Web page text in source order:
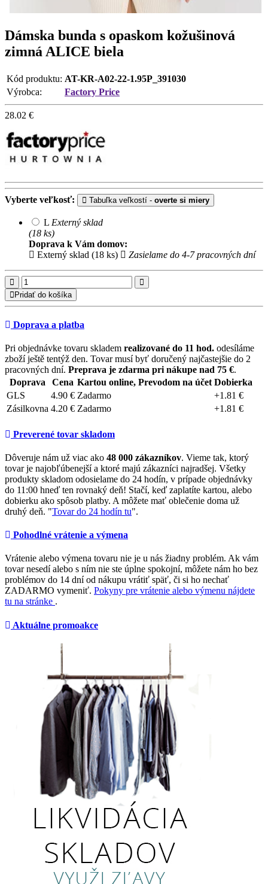
Dámska bunda s opaskom kožušinová
zimná ALICE biela
Kód produktu: AT-KR-A02-22-1.95P_391030
Výrobca:
Factory Price
28.02 €
Vyberte veľkosť: Tabuľka veľkostí - overte si miery
L Externý sklad
(18 ks)
Doprava k Vám domov:
Externý sklad (18 ks)
Zasielame do 4-7 pracovných dní
Pridať do košíka
Doprava a platba
Pri objednávke tovaru skladem realizované do 11 hod. odesíláme
zboží ještě tentýž den. Tovar musí byť doručený najčastejšie do 2
pracovných dní. Preprava je zdarma pri nákupe nad 75 €.
Doprava
Cena Kartou online, Prevodom na účet Dobierka
GLS
4.90 € Zadarmo
+1.81 €
Zásilkovna 4.20 € Zadarmo +1.81 €
Preverené tovar skladom
Dôveruje nám už viac ako 48 000 zákazníkov. Vieme tak, ktorý
tovar je najobľúbenejší a ktoré majú zákazníci najradšej. Všetky
produkty skladom odosielame do 24 hodín, v prípade objednávky
do 11:00 hneď ten rovnaký deň! Stačí, keď zaplatíte kartou, alebo
dobierku ako spôsob platby. A môžete mať oblečenie doma už
druhý deň. "Tovar do 24 hodín tu".
Pohodlné vrátenie a výmena
Vrátenie alebo výmena tovaru nie je u nás žiadny problém. Ak vám
tovar nesedí alebo s ním nie ste úplne spokojní, môžete nám ho bez
problémov do 14 dní od nákupu vrátiť späť, či si ho nechať
ZADARMO vymeniť. Pokyny pre vrátenie alebo výmenu nájdete
tu na stránke .
Aktuálne promoakce